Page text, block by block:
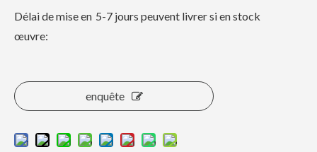
Délai de mise en
œuvre:
5-7 jours peuvent livrer si en stock
enquête